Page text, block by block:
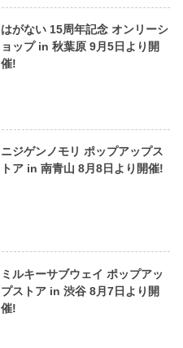
はがない 15周年記念 オンリーシ
ョップ in 秋葉原 9月5日より開
催!
ニジゲンノモリ ポップアップス
トア in 南青山 8月8日より開催!
ミルキーサブウェイ ポップアッ
プストア in 渋谷 8月7日より開
催!